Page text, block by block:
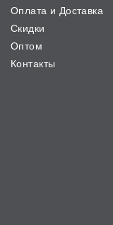
Оплата и Доставка
Скидки
Оптом
Контакты